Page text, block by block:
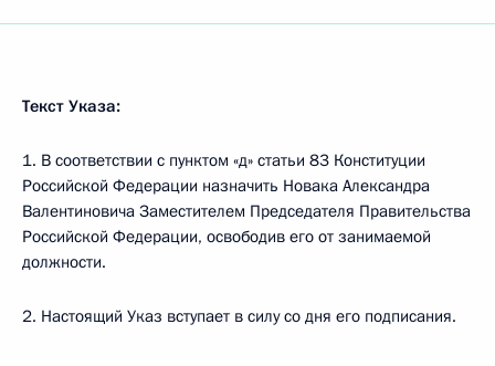
Текст Указа:
1. В соответствии с пунктом «д» статьи 83 Конституции
Российской Федерации назначить Новака Александра
Валентиновича Заместителем Председателя Правительства
Российской Федерации, освободив его от занимаемой
должности.
2. Настоящий Указ вступает в силу со дня его подписания.